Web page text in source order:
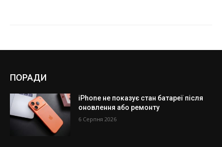
ПОРАДИ
iPhone не показує стан батареї після
оновлення або ремонту
6 Серпня 2026